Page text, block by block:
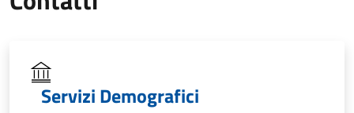
Servizi Demografici